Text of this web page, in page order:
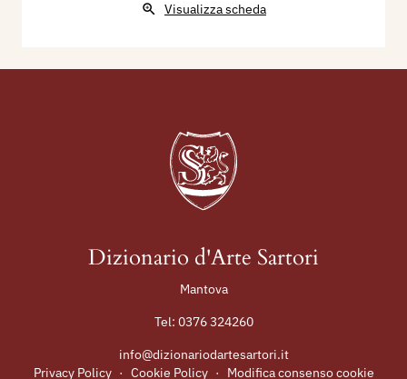
Visualizza scheda
Dizionario d'Arte Sartori
Mantova
Tel: 0376 324260
info@dizionariodartesartori.it
Privacy Policy · Cookie Policy · Modifica consenso cookie